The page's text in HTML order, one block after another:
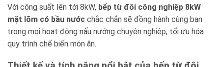
Với công suất lên tới 8kW, bếp từ đôi công nghiệp 8kW
mặt lõm có bầu nước chắc chắn sẽ đồng hành cùng bạn
trong mọi hoạt động nấu nướng chuyên nghiệp, tối ưu hóa
quy trình chế biến món ăn.